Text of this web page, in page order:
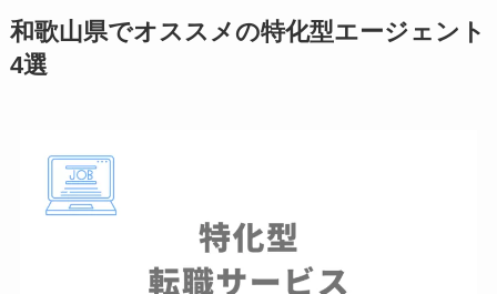
和歌山県でオススメの特化型エージェント
4選